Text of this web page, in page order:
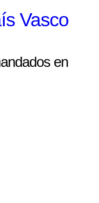
Vasco
en